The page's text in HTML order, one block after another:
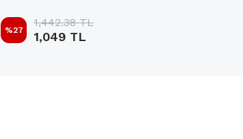
%27
1,442.38 TL
1,049 TL